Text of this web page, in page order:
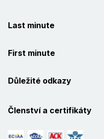
Last minute
First minute
Důležité odkazy
Členství a certifikáty